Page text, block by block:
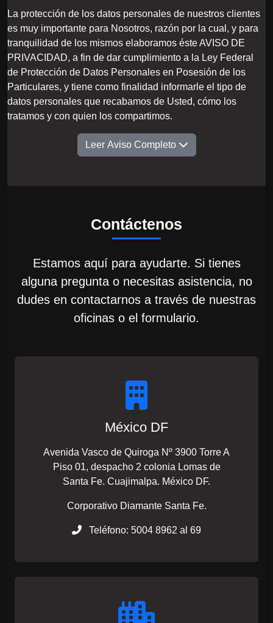
La protección de los datos personales de nuestros clientes
es muy importante para Nosotros, razón por la cual, y para
tranquilidad de los mismos elaboramos éste AVISO DE
PRIVACIDAD, a fin de dar cumplimiento a la Ley Federal
de Protección de Datos Personales en Posesión de los
Particulares, y tiene como finalidad informarle el tipo de
datos personales que recabamos de Usted, cómo los
tratamos y con quien los compartimos.
Leer Aviso Completo
Contáctenos
Estamos aquí para ayudarte. Si tienes
alguna pregunta o necesitas asistencia, no
dudes en contactarnos a través de nuestras
oficinas o el formulario.
México DF
Avenida Vasco de Quiroga Nº 3900 Torre A
Piso 01, despacho 2 colonia Lomas de
Santa Fe. Cuajimalpa. México DF.
Corporativo Diamante Santa Fe.
Teléfono: 5004 8962 al 69